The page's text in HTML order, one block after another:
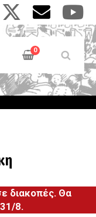
0
διακοπές. Θα
8.